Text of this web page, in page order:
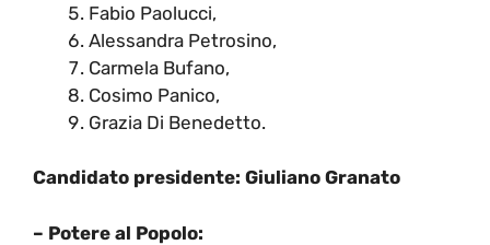
Fabio Paolucci,
Alessandra Petrosino,
Carmela Bufano,
Cosimo Panico,
Grazia Di Benedetto.
Candidato presidente: Giuliano Granato
– Potere al Popolo: